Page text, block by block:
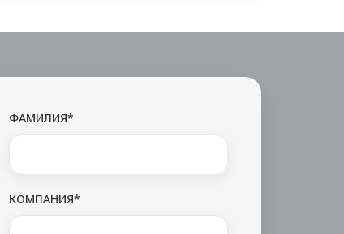
ФАМИЛИЯ*
КОМПАНИЯ*